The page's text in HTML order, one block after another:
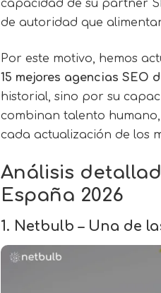
capacidad de su partner
de autoridad que
Por este motivo, hemos
15 mejores agencias SEO
historial, sino por su
combinan talento
cada actualización de los
Análisis
España 2026
1. Netbulb – Una de